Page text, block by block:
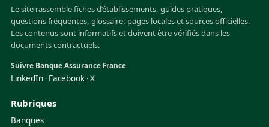
Le site rassemble fiches d’établissements, guides pratiques,
questions fréquentes, glossaire, pages locales et sources officielles.
Les contenus sont informatifs et doivent être vérifiés dans les
documents contractuels.
Suivre Banque Assurance France
LinkedIn · Facebook ·X
Rubriques
Banques